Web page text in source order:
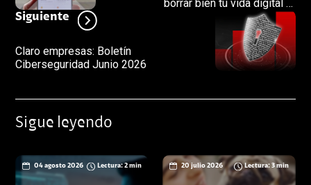
borrar bien tu vida digital (y
Siguiente
Claro empresas: Boletín
Ciberseguridad Junio 2026
Sigue leyendo
04 agosto 2026 Lectura: 2 min 20 julio 2026 Lectura: 3 min